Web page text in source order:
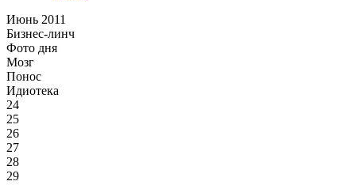
Июнь 2011
Бизнес-линч
Фото дня
Мозг
Понос
Идиотека
24
25
26
27
28
29